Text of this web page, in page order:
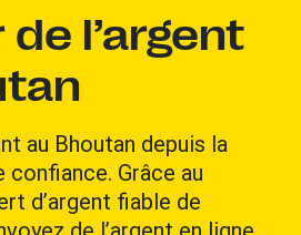
de l’argent
au Bhoutan depuis la
Grâce au
d’argent fiable de